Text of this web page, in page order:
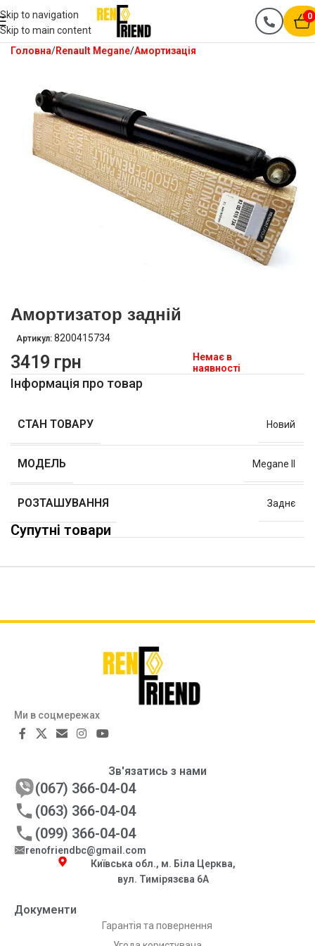
Skip to navigation
Skip to main content
0
Головна Renault Megane Амортизація
Амортизатор задній
Артикул: 8200415734
3419 грн
Немає в
наявності
Інформація про товар
СТАН ТОВАРУ Новий
МОДЕЛЬ Megane II
РОЗТАШУВАННЯ Заднє
Супутні товари
Ми в соцмережах
Документи
Гарантія та повернення
Зв'язатись з нами
(067) 366-04-04
(063) 366-04-04
(099) 366-04-04
renofriendbc@gmail.com
Київська обл., м. Біла Церква,
вул. Тимірязєва 6А